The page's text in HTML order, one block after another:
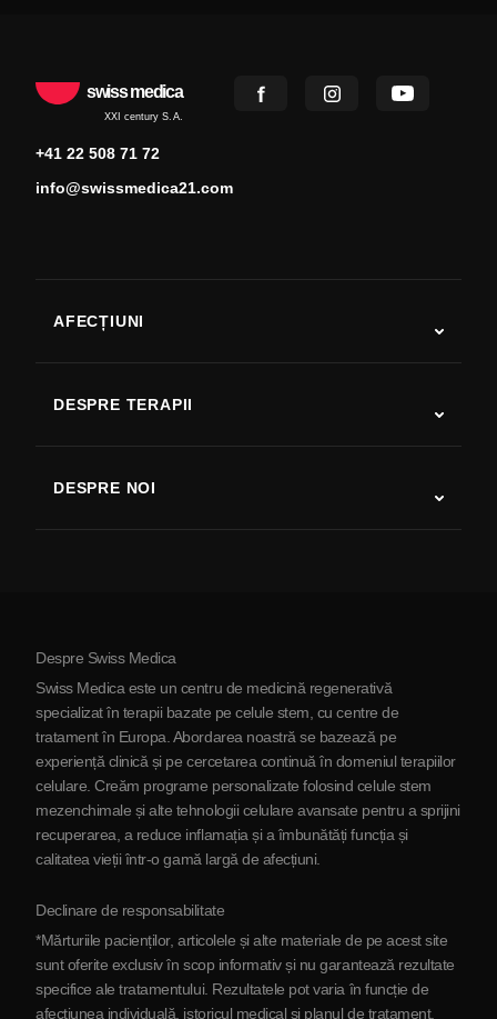
swiss medica
XXI century S.A.
+41 22 508 71 72
info@swissmedica21.com
AFECȚIUNI
Boala Parkinson
Artrită
DESPRE TERAPII
DESPRE NOI
Despre Serbia
Parteneriat
Contactaţi-ne
Despre Swiss Medica
Swiss Medica este un centru de medicină regenerativă
specializat în terapii bazate pe celule stem, cu centre de
tratament în Europa. Abordarea noastră se bazează pe
experiență clinică și pe cercetarea continuă în domeniul terapiilor
celulare. Creăm programe personalizate folosind celule stem
mezenchimale și alte tehnologii celulare avansate pentru a sprijini
recuperarea, a reduce inflamația și a îmbunătăți funcția și
calitatea vieții într-o gamă largă de afecțiuni.
Declinare de responsabilitate
*Mărturiile pacienților, articolele și alte materiale de pe acest site
sunt oferite exclusiv în scop informativ și nu garantează rezultate
specifice ale tratamentului. Rezultatele pot varia în funcție de
afecțiunea individuală, istoricul medical și planul de tratament.